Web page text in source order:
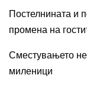
Постелнината и
промена на
Сместувањето
миленици